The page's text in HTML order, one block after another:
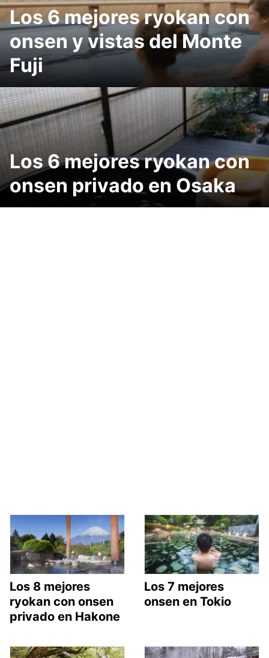
Los 6 mejores ryokan con
onsen y vistas del Monte
Fuji
Los 6 mejores ryokan con
onsen privado en Osaka
Los 8 mejores
ryokan con onsen
privado en Hakone
Los 7 mejores
onsen en Tokio